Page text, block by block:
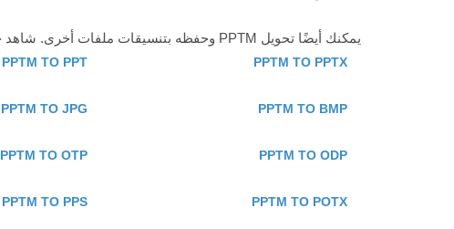
يمكنك أيضًا تحويل PPTM وحفظه بتنسيقات ملفات أخرى. شاهد جميع التنسيقات المدعومة أدناه
PPTM TO PPTX
PPTM TO PPT
PPTM TO BMP
PPTM TO JPG
PPTM TO ODP
PPTM TO OTP
PPTM TO POTX
PPTM TO PPS